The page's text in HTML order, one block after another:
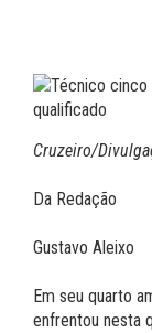
Cruzeiro/
Da Redação
Gustavo Aleixo
Em seu quarto
enfrentou nesta